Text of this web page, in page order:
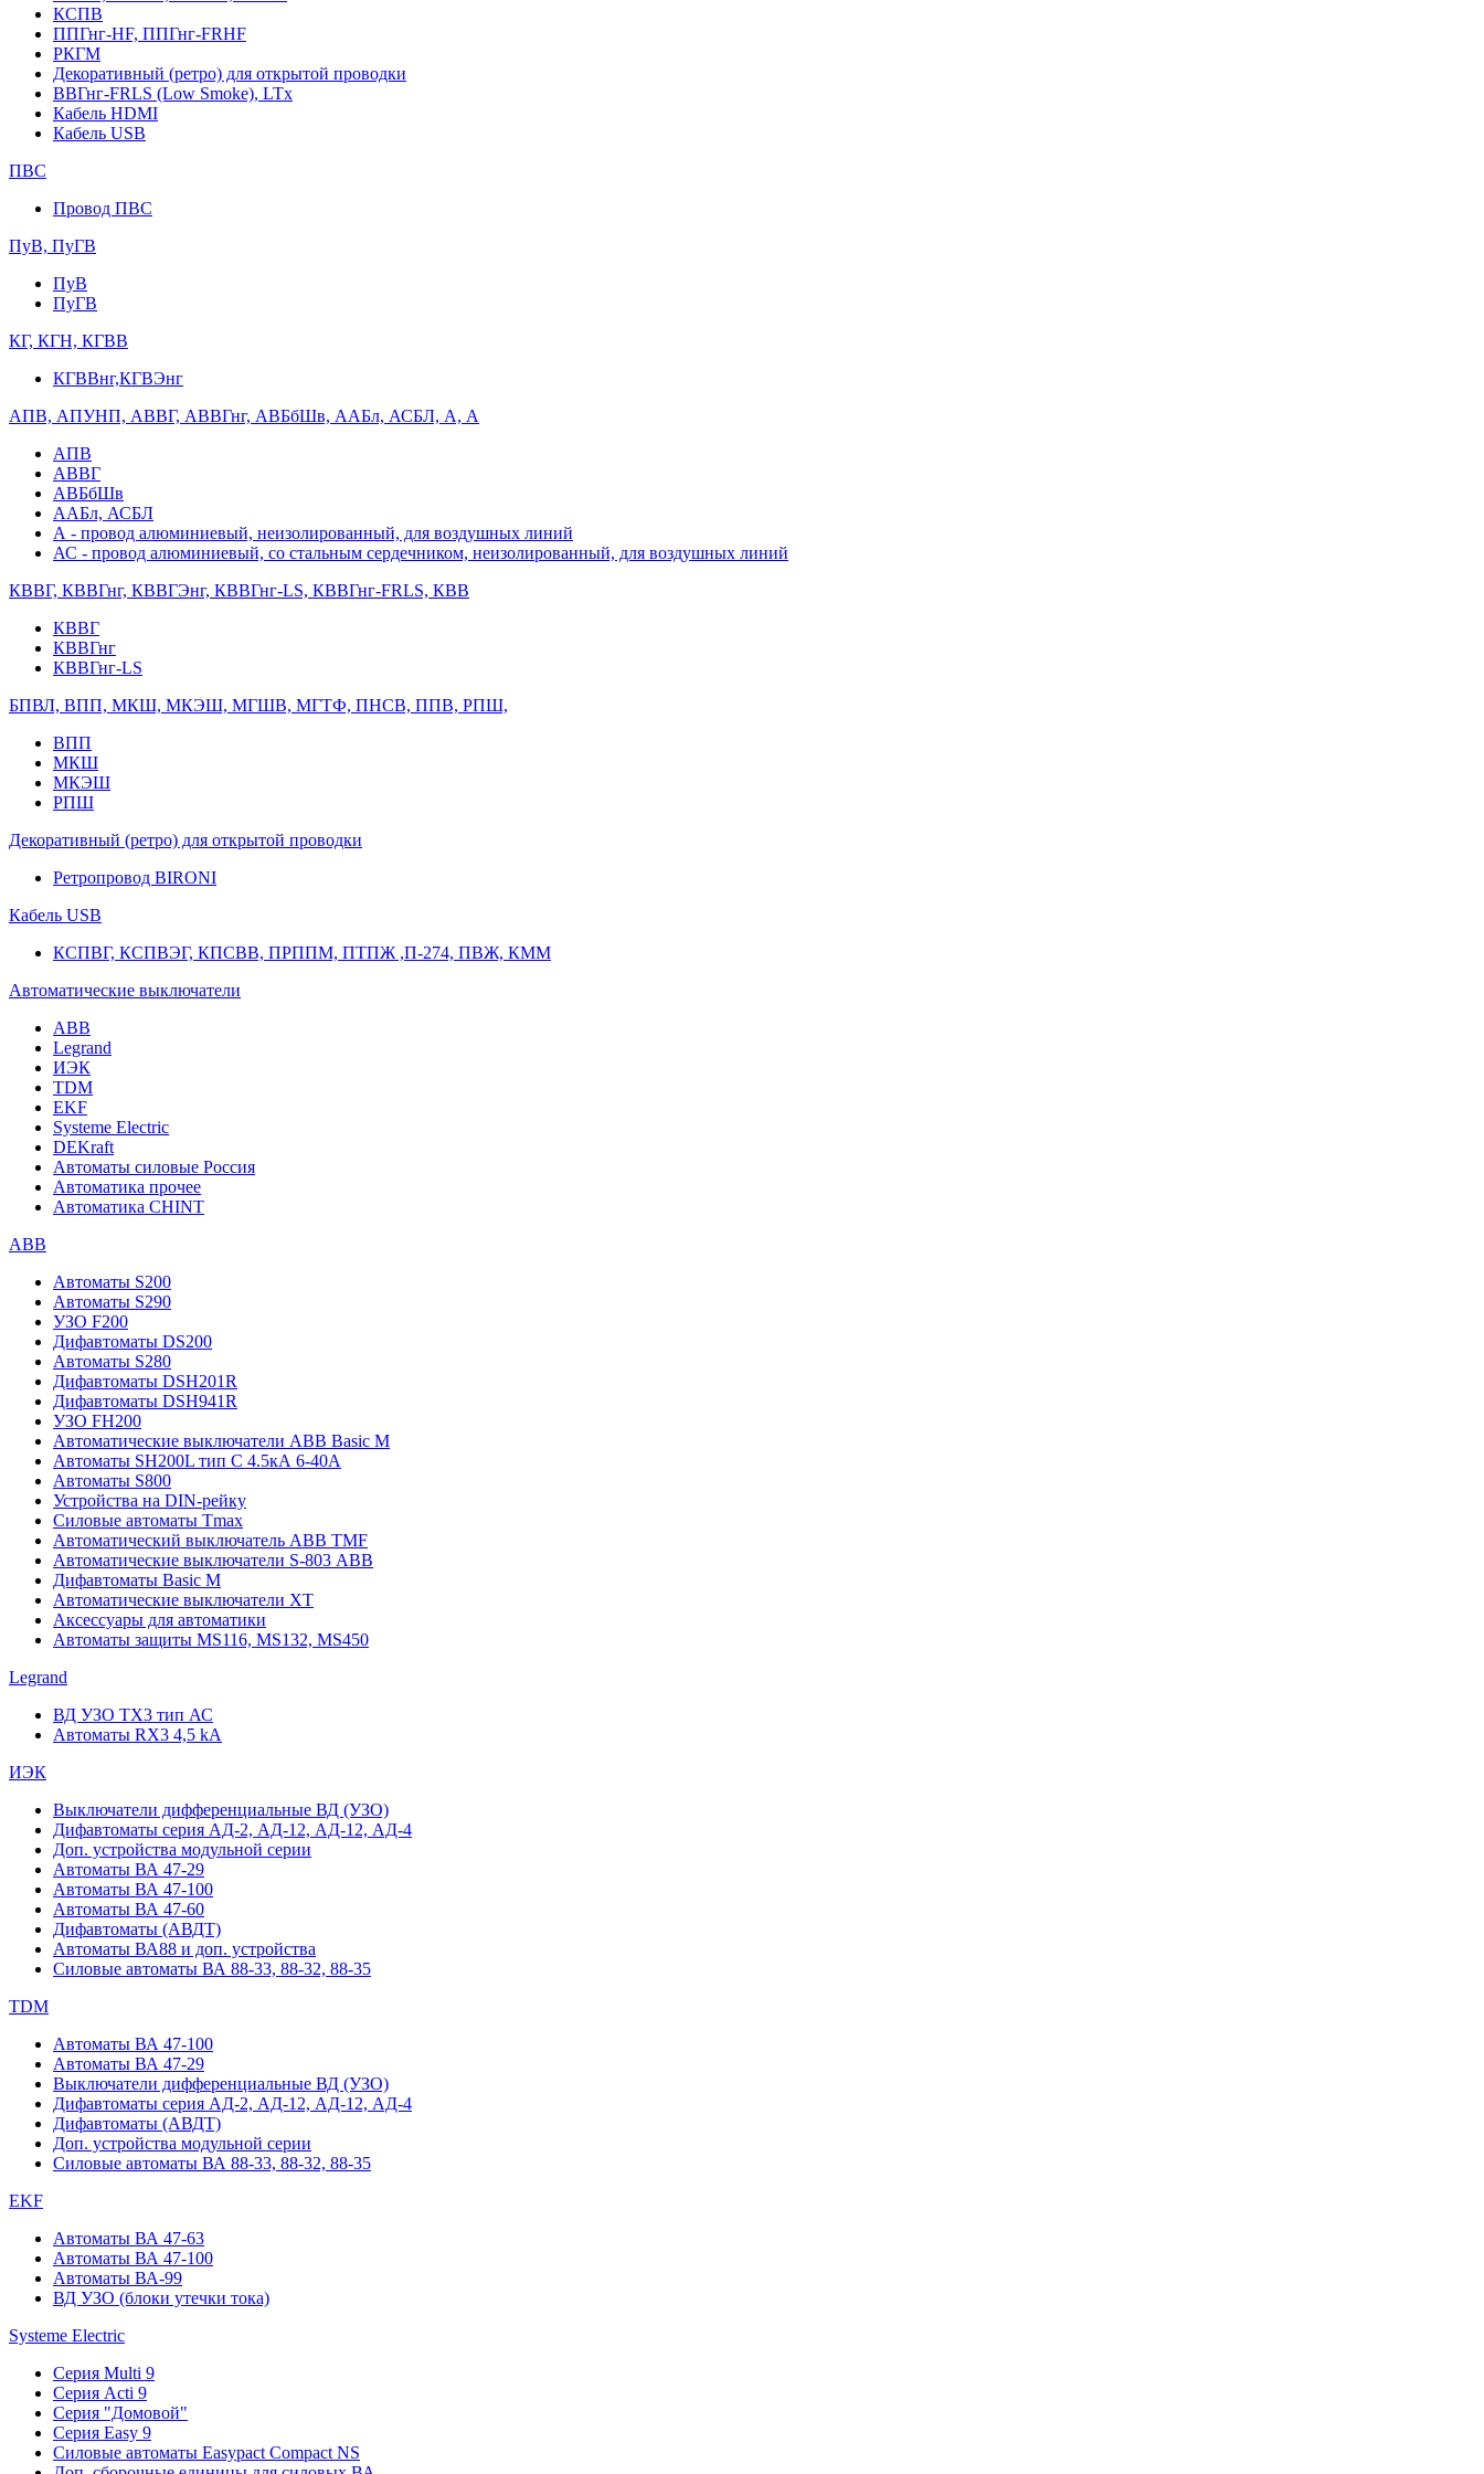
КСПВ
ППГнг-HF, ППГнг-FRHF
РКГМ
Декоративный (ретро) для открытой проводки
ВВГнг-FRLS (Low Smoke), LTx
Кабель HDMI
Кабель USB
ПВС
Провод ПВС
ПуВ, ПуГВ
ПуВ
ПуГВ
КГ, КГН, КГВВ
КГВВнг,КГВЭнг
АПВ, АПУНП, АВВГ, АВВГнг, АВБбШв, ААБл, АСБЛ, А, А
АПВ
АВВГ
АВБбШв
ААБл, АСБЛ
А - провод алюминиевый, неизолированный, для воздушных линий
АС - провод алюминиевый, со стальным сердечником, неизолированный, для воздушных линий
КВВГ, КВВГнг, КВВГЭнг, КВВГнг-LS, КВВГнг-FRLS, КВВ
КВВГ
КВВГнг
КВВГнг-LS
БПВЛ, ВПП, МКШ, МКЭШ, МГШВ, МГТФ, ПНСВ, ППВ, РПШ,
ВПП
МКШ
МКЭШ
РПШ
Декоративный (ретро) для открытой проводки
Ретропровод BIRONI
Кабель USB
КСПВГ, КСПВЭГ, КПСВВ, ПРППМ, ПТПЖ ,П-274, ПВЖ, КММ
Автоматические выключатели
ABB
Legrand
ИЭК
TDM
EKF
Systeme Electric
DEKraft
Автоматы силовые Россия
Автоматика прочее
Автоматика CHINT
ABB
Автоматы S200
Автоматы S290
УЗО F200
Дифавтоматы DS200
Автоматы S280
Дифавтоматы DSH201R
Дифавтоматы DSH941R
УЗО FH200
Автоматические выключатели ABB Basic M
Автоматы SH200L тип С 4.5кА 6-40А
Автоматы S800
Устройства на DIN-рейку
Силовые автоматы Tmax
Автоматический выключатель ABB TMF
Автоматические выключатели S-803 АВВ
Дифавтоматы Basic M
Автоматические выключатели XT
Аксессуары для автоматики
Автоматы защиты MS116, MS132, MS450
Legrand
ВД УЗО TX3 тип АС
Автоматы RX3 4,5 kA
ИЭК
Выключатели дифференциальные ВД (УЗО)
Дифавтоматы серия АД-2, АД-12, АД-12, АД-4
Доп. устройства модульной серии
Автоматы ВА 47-29
Автоматы ВА 47-100
Автоматы ВА 47-60
Дифавтоматы (АВДТ)
Автоматы ВА88 и доп. устройства
Силовые автоматы ВА 88-33, 88-32, 88-35
TDM
Автоматы ВА 47-100
Автоматы ВА 47-29
Выключатели дифференциальные ВД (УЗО)
Дифавтоматы серия АД-2, АД-12, АД-12, АД-4
Дифавтоматы (АВДТ)
Доп. устройства модульной серии
Силовые автоматы ВА 88-33, 88-32, 88-35
EKF
Автоматы ВА 47-63
Автоматы ВА 47-100
Автоматы ВА-99
ВД УЗО (блоки утечки тока)
Systeme Electric
Серия Multi 9
Серия Acti 9
Серия "Домовой"
Серия Easy 9
Силовые автоматы Easypact Compact NS